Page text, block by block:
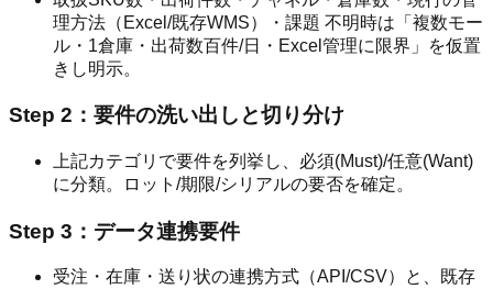
理方法（Excel/既存WMS）・課題 不明時は「複数モー
ル・1倉庫・出荷数百件/日・Excel管理に限界」を仮置
きし明示。
Step 2：要件の洗い出しと切り分け
上記カテゴリで要件を列挙し、必須(Must)/任意(Want)
に分類。ロット/期限/シリアルの要否を確定。
Step 3：データ連携要件
受注・在庫・送り状の連携方式（API/CSV）と、既存